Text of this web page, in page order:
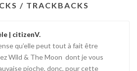
/ TRACKBACKS
| citizenV.
qu’elle peut tout à fait être
Wild & The Moon dont je vous
pioche, donc, pour cette